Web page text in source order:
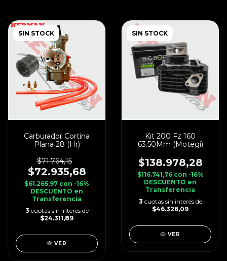
SIN STOCK
Carburador Cortina
Plana 28 (Hr)
$71.764,15
$72.935,68
$61.265,97 con -16%
DESCUENTO en
Transferencia
3 cuotas sin interés de
$24.311,89
VER
SIN STOCK
Kit 200 Fz 160
63.50Mm (Motegi)
$138.978,28
$116.741,76 con -16%
DESCUENTO en
Transferencia
3 cuotas sin interés de
$46.326,09
VER